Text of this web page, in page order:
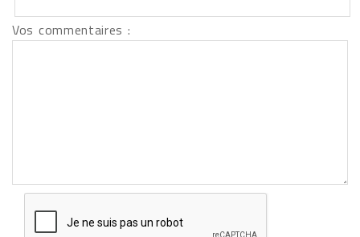
Vos commentaires :